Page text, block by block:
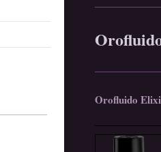
Orofluido